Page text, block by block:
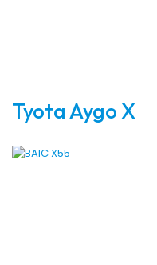
Tyota Aygo X